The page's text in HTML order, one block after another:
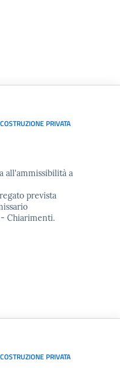
PRIVATA
all'ammissibilità a
prevista
- Chiarimenti.
PRIVATA